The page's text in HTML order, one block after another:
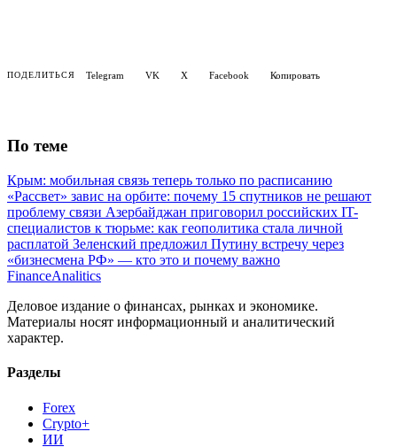
ПОДЕЛИТЬСЯ Telegram VK X Facebook Копировать
По теме
Крым: мобильная связь теперь только по расписанию
«Рассвет» завис на орбите: почему 15 спутников не решают
проблему связи Азербайджан приговорил российских IT-
специалистов к тюрьме: как геополитика стала личной
расплатой Зеленский предложил Путину встречу через
«бизнесмена РФ» — кто это и почему важно
FinanceAnalitics
Деловое издание о финансах, рынках и экономике.
Материалы носят информационный и аналитический
характер.
Разделы
Forex
Crypto+
ИИ